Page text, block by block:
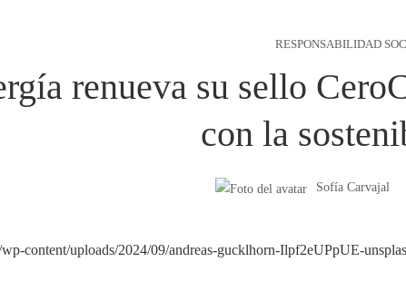
RESPONSABILIDAD
renueva su sello
con la
Sofía Carvajal